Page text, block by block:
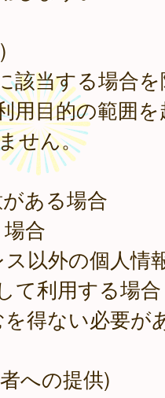
該当する場合
用目的の範囲
せん。
ある場合
合
以外の個人情
て利用する場合
得ない必要が
への提供)